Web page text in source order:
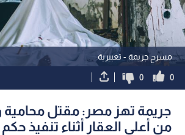
مسرح جريمة - تعبيرية
0
0
جريمة تهز مصر: مقتل محامية
من أعلى العقار أثناء تنفيذ